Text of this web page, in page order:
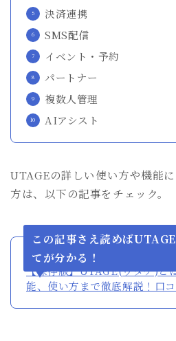
決済連携
SMS配信
イベント・予約
パートナー
複数人管理
AIアシスト
UTAGEの詳しい使い方や機能
方は、以下の記事をチェック。
この記事さえ読めば
てが分かる！
【保存版】UTAGE(ウタゲ)と
能、使い方まで徹底解説！口